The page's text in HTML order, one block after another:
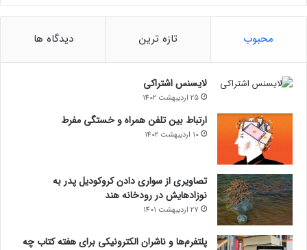
محبوب تازه ترین دیدگاه ها
لایسنس اشتراکی
25 اردیبهشت 1402
ارتباط بین تلفن همراه و خستگی مفرط
10 اردیبهشت 1402
تصاویری از سواری دادن کروکودیل پدر به
نوزادهایش در رودخانه هند
27 اردیبهشت 1401
پلتفرم‌ها و ناشران الکترونیکی برای هفته کتاب چه